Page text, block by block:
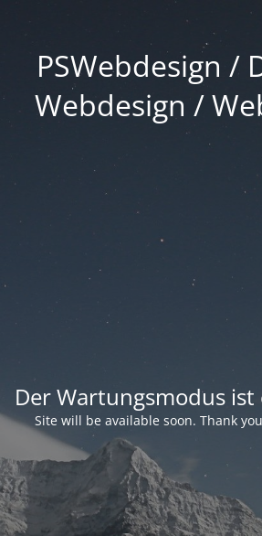
PSWebdesign /
Webdesign /
Der Wartungsmodus
Site will be available soon. Thank